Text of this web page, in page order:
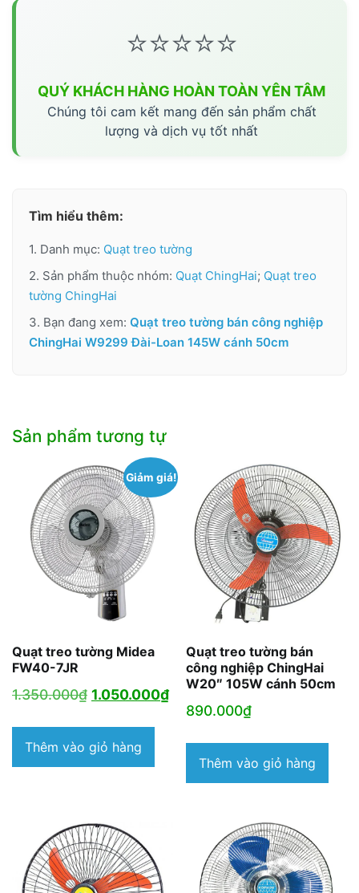
⭐⭐⭐⭐⭐
QUÝ KHÁCH HÀNG HOÀN TOÀN YÊN TÂM
Chúng tôi cam kết mang đến sản phẩm chất
lượng và dịch vụ tốt nhất
Tìm hiểu thêm:
1. Danh mục: Quạt treo tường
2. Sản phẩm thuộc nhóm: Quạt ChingHai; Quạt treo
tường ChingHai
3. Bạn đang xem: Quạt treo tường bán công nghiệp
ChingHai W9299 Đài-Loan 145W cánh 50cm
Sản phẩm tương tự
Giảm giá!
Quạt treo tường Midea
FW40-7JR
1.350.000₫ Giá
là:
1.350.000₫.
1.050.000₫Giá
hiện
Thêm vào giỏ hàng
Quạt treo tường bán
công nghiệp ChingHai
W20″ 105W cánh 50cm
890.000₫
Thêm vào giỏ hàng